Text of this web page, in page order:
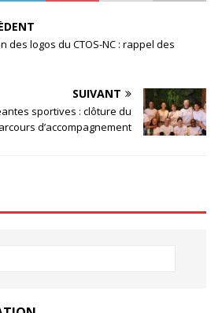
des logos du CTOS-NC : rappel des
SUIVANT
sportives : clôture du
d’accompagnement